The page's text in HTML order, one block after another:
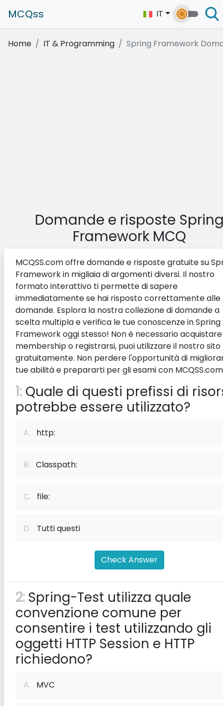
MCQss IT
Home IT & Programming Spring Framework
Domande e risposte
Framework MCQ
MCQSS.com offre domande e risposte gratuite su
Framework in migliaia di argomenti diversi. Il nostro
formato interattivo ti permette di sapere
immediatamente se hai risposto correttamente alle
domande. Esplora la nostra collezione di domande a
scelta multipla e verifica le tue conoscenze in Spring
Framework oggi stesso! Non è necessario
membership o registrarsi, puoi utilizzare il nostro sito
gratuitamente. Non perdere l'opportunità di
tue abilità e prepararti per gli esami con
1: Quale di questi prefissi di
potrebbe essere utilizzato?
A. http:
B. Classpath:
C. file:
D. Tutti questi
Check Answer
2: Spring-Test utilizza quale
convenzione comune per
consentire i test utilizzando gli
oggetti HTTP Session e HTTP
richiedono?
A. MVC